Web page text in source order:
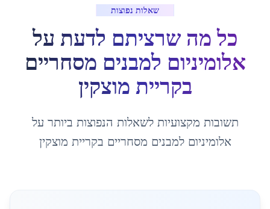
שאלות נפוצות
כל מה שרציתם לדעת על
אלומיניום למבנים מסחריים
בקריית מוצקין
תשובות מקצועיות לשאלות הנפוצות ביותר על
אלומיניום למבנים מסחריים בקריית מוצקין